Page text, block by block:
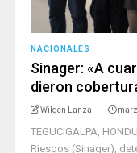
NACIONALES
Sinager: «A
dieron
Wilgen Lanza
TEGUCIGALPA,
Riesgos (Sinager),